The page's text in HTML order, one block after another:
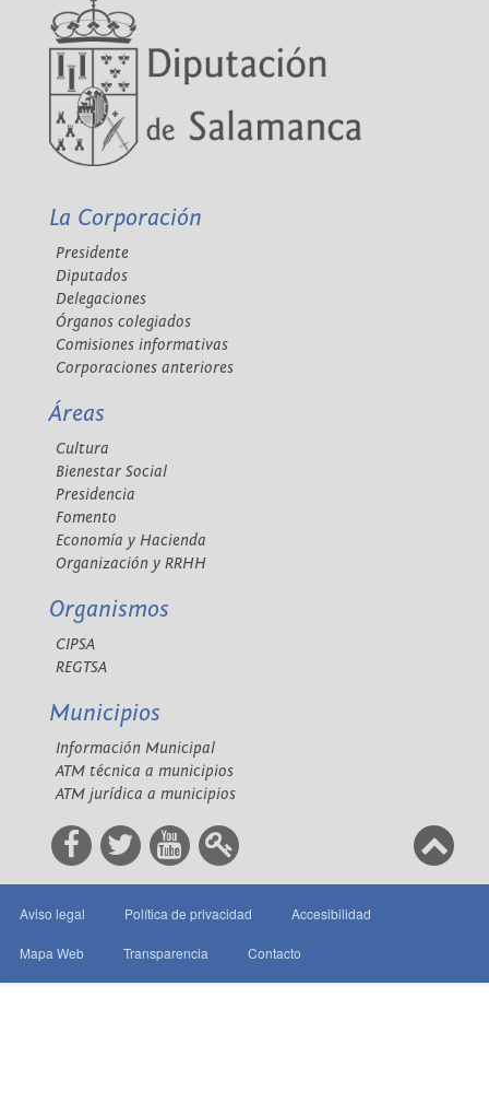
La Corporación
Presidente
Diputados
Delegaciones
Órganos colegiados
Comisiones informativas
Corporaciones anteriores
Áreas
Cultura
Bienestar Social
Presidencia
Fomento
Economía y Hacienda
Organización y RRHH
Organismos
CIPSA
REGTSA
Municipios
Información Municipal
ATM técnica a municipios
ATM jurídica a municipios
Aviso legal Política de privacidad Accesibilidad
Mapa Web Transparencia Contacto